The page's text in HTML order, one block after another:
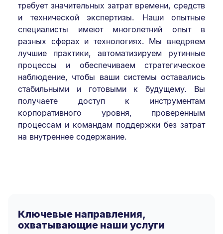
требует значительных затрат времени, средств
и технической экспертизы. Наши опытные
специалисты имеют многолетний опыт в
разных сферах и технологиях. Мы внедряем
лучшие практики, автоматизируем рутинные
процессы и обеспечиваем стратегическое
наблюдение, чтобы ваши системы оставались
стабильными и готовыми к будущему. Вы
получаете доступ к инструментам
корпоративного уровня, проверенным
процессам и командам поддержки без затрат
на внутреннее содержание.
Ключевые направления,
охватывающие наши услуги